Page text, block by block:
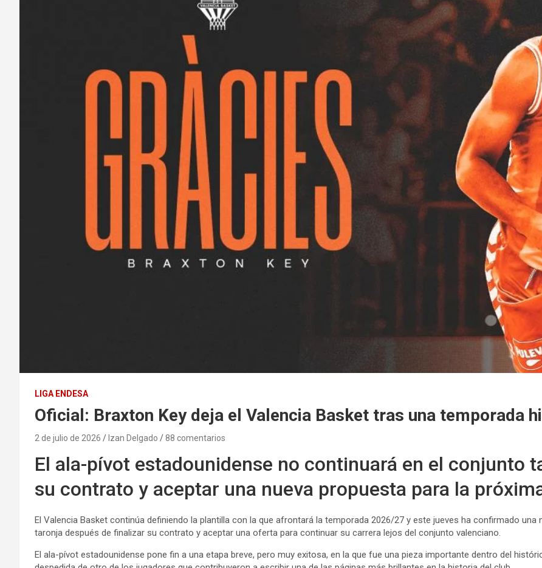
LIGA ENDESA
Oficial: Braxton Key deja el Valencia Basket tras una temporada
2 de julio de 2026 Izan Delgado 88 comentarios
El ala-pívot estadounidense no continuará en el conjunto
su contrato y aceptar una nueva propuesta para la
El Valencia Basket continúa definiendo la plantilla con la que afrontará la temporada 2026/27 y este jueves ha confirmado
taronja después de finalizar su contrato y aceptar una oferta para continuar su carrera lejos del conjunto valenciano.
El ala-pívot estadounidense pone fin a una etapa breve, pero muy exitosa, en la que fue una pieza importante dentro del